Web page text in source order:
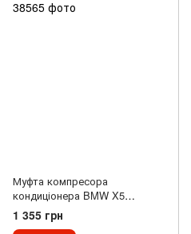
Муфта компресора
кондиціонера BMW X5
(E53/E70) 00- M62/N62/M57
1 355 грн